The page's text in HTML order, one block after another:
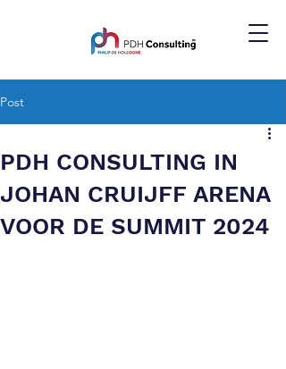
Post
PDH CONSULTING IN
JOHAN CRUIJFF ARENA
VOOR DE SUMMIT 2024